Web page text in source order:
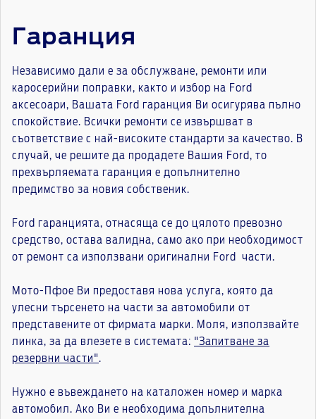
Гаранция
Независимо дали е за обслужване, ремонти или
каросерийни поправки, както и избор на Ford
аксесоари, Вашата Ford гаранция Ви осигурява пълно
спокойствие. Всички ремонти се извършват в
съответствие с най-високите стандарти за качество. В
случай, че решите да продадете Вашия Ford, то
прехвърляемата гаранция е допълнително
предимство за новия собственик.
Ford гаранцията, отнасяща се до цялото превозно
средство, остава валидна, само ако при необходимост
от ремонт са използвани оригинални Ford части.
Мото-Пфое Ви предоставя нова услуга, която да
улесни търсенето на части за автомобили от
представените от фирмата марки. Моля, използвайте
линка, за да влезете в системата: "Запитване за
резервни части".
Нужно е въвеждането на каталожен номер и марка
автомобил. Ако Ви е необходима допълнителна